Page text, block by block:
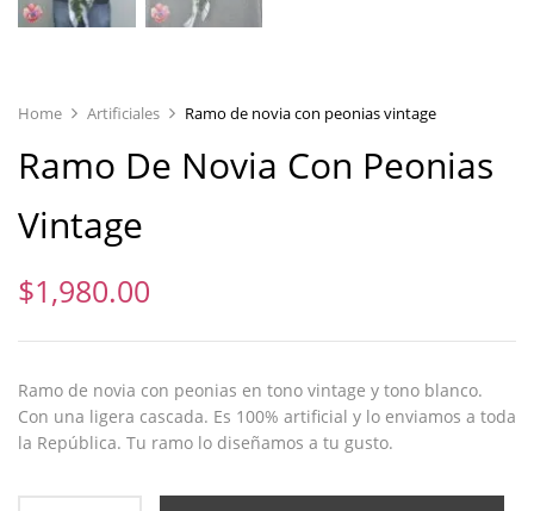
Home Artificiales Ramo de novia con peonias vintage
Ramo De Novia Con Peonias
Vintage
$1,980.00
Ramo de novia con peonias en tono vintage y tono blanco.
Con una ligera cascada. Es 100% artificial y lo enviamos a toda
la República. Tu ramo lo diseñamos a tu gusto.